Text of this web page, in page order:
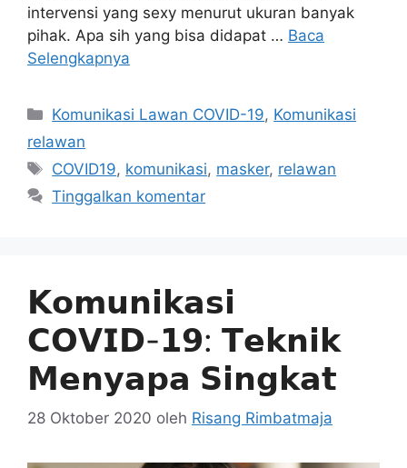
intervensi yang sexy menurut ukuran banyak
pihak. Apa sih yang bisa didapat … Baca
Selengkapnya
Kategori
Komunikasi Lawan COVID-19, Komunikasi
relawan
Tag
COVID19, komunikasi, masker, relawan
Tinggalkan komentar
𝗞𝗼𝗺𝘂𝗻𝗶𝗸𝗮𝘀𝗶
𝗖𝗢𝗩𝗜𝗗-𝟭𝟵: 𝗧𝗲𝗸𝗻𝗶𝗸
𝗠𝗲𝗻𝘆𝗮𝗽𝗮 𝗦𝗶𝗻𝗴𝗸𝗮𝘁
28 Oktober 2020 oleh Risang Rimbatmaja